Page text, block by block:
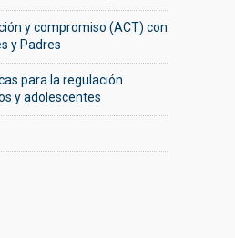
y compromiso (ACT) con
y Padres
para la regulación
y adolescentes